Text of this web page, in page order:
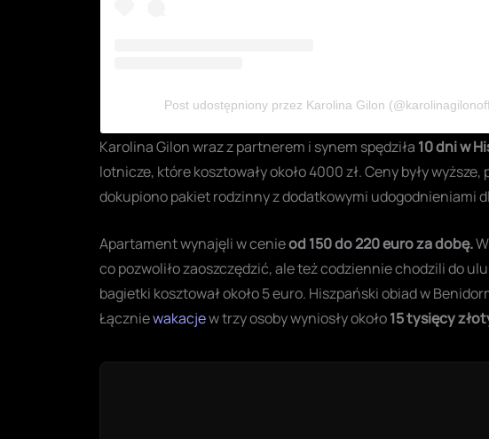
Post udostępniony przez Karolina Gilon
Karolina Gilon wraz z partnerem i synem spędziła 10 dni w
lotnicze, które kosztowały około 4000 zł. Ceny były
dokupiono pakiet rodzinny z dodatkowymi udogodnieniami
Apartament wynajęli w cenieod 150 do 220 euro za dobę.
co pozwoliło zaoszczędzić, ale też codziennie chodzili do
bagietki kosztował około 5 euro. Hiszpański obiad w
Łączniewakacjew trzy osoby wyniosły około15 tysięcy